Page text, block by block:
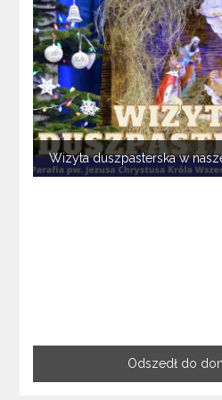
Wizyta duszpasterska w
Odszedł do